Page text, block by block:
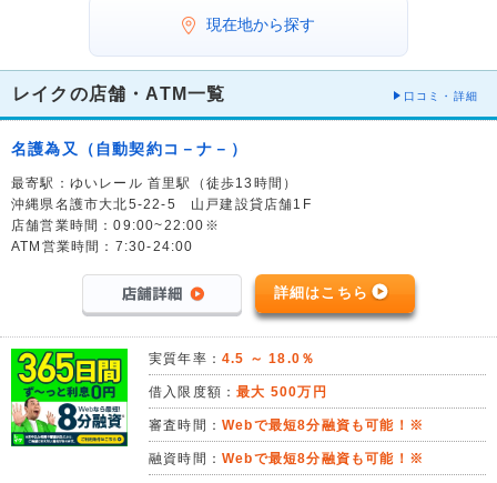
現在地から探す
レイクの店舗・ATM一覧 口コミ・詳細
名護為又（自動契約コ－ナ－）
最寄駅：ゆいレール 首里駅（徒歩13時間）
沖縄県名護市大北5-22-5 山戸建設貸店舗1F
店舗営業時間：09:00~22:00※
ATM営業時間：7:30-24:00
詳細はこちら
実質年率： 4.5 ～ 18.0％
借入限度額：最大 500万円
審査時間： Webで最短8分融資も可能！※
融資時間： Webで最短8分融資も可能！※